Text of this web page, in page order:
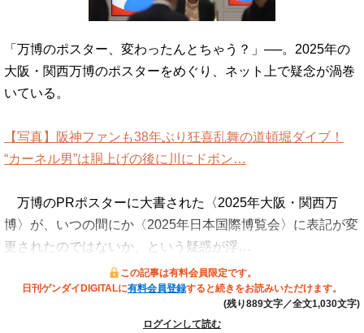
「万博のポスター、変わったんとちゃう？」──。2025年の
大阪・関西万博のポスターをめぐり、ネット上で疑念が渦巻
いている。
【写真】阪神ファンも38年ぶり狂喜乱舞の道頓堀ダイブ！
“カーネル男”は胴上げの後に川にドボン…
万博のPRポスターに大書された〈2025年大阪・関西万
博〉が、いつの間にか〈2025年日本国際博覧会〉に表記が変
更されたのではないか、という疑惑が浮…
この記事は有料会員限定です。
日刊ゲンダイDIGITALに有料会員登録すると続きをお読みいただけます。
(残り889文字／全文1,030文字)
ログインして読む